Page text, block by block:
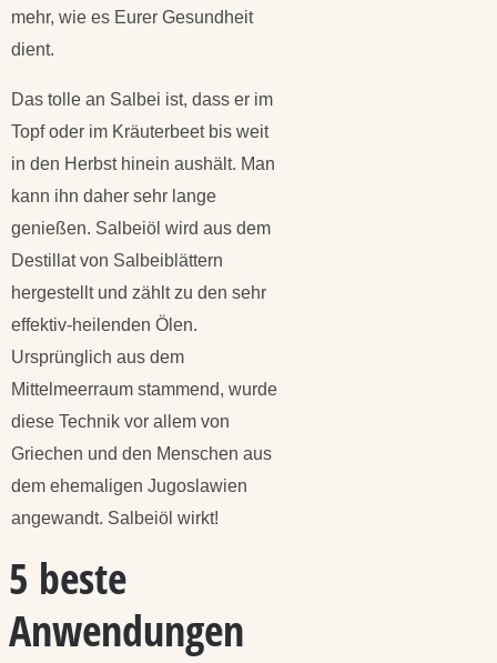
mehr, wie es Eurer Gesundheit
dient.
Das tolle an Salbei ist, dass er im
Topf oder im Kräuterbeet bis weit
in den Herbst hinein aushält. Man
kann ihn daher sehr lange
genießen. Salbeiöl wird aus dem
Destillat von Salbeiblättern
hergestellt und zählt zu den sehr
effektiv-heilenden Ölen.
Ursprünglich aus dem
Mittelmeerraum stammend, wurde
diese Technik vor allem von
Griechen und den Menschen aus
dem ehemaligen Jugoslawien
angewandt. Salbeiöl wirkt!
5 beste
Anwendungen